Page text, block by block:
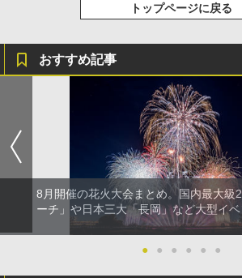
トップページに戻る
おすすめ記事
8月開催の花火大会まとめ。国内最大級
ーチ」や日本三大「長岡」など大型イベ
● ● ● ● ● ●